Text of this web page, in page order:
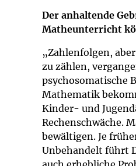
Der anhaltende
Matheunterricht
„Zahlenfolgen,
zu zählen,
psychosomatische
Mathematik
Kinder- und
Rechenschwäche.
bewältigen. Je
Unbehandelt führt